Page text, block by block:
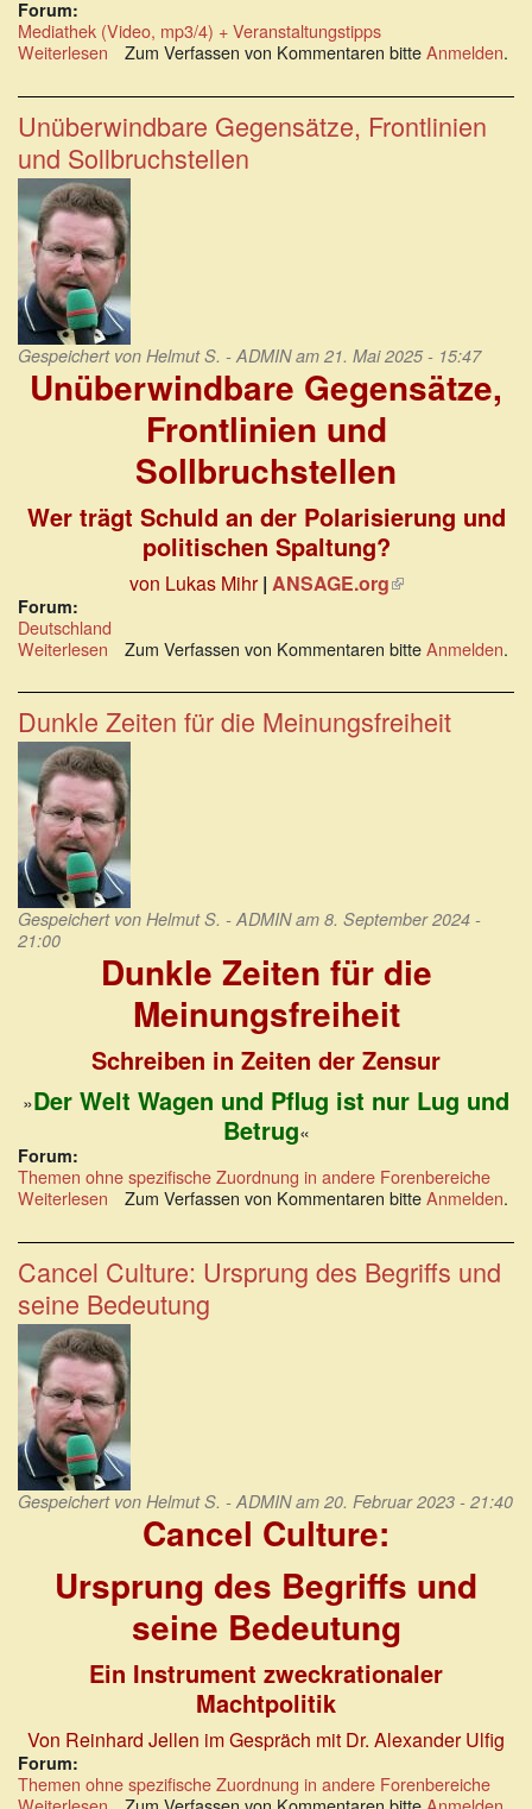
Forum:
Mediathek (Video, mp3/4) + Veranstaltungstipps
Weiterlesen über
Berndt:
Meine
Abrechnung
mit
dem
ZDF
Zum Verfassen von Kommentaren bitteAnmelden.
Unüberwindbare Gegensätze, Frontlinien
und Sollbruchstellen
Gespeichert von Helmut S. - ADMINam 21. Mai 2025 - 15:47
Unüberwindbare Gegensätze,
Frontlinien und
Sollbruchstellen
Wer trägt Schuld an der Polarisierung und
politischen Spaltung?
von Lukas Mihr| ANSAGE.org(Link
Forum:
Deutschland
Weiterlesen über
Gegensätze,
Frontlinien
und
Sollbruchstellen
Zum Verfassen von Kommentaren bitteAnmelden.
Dunkle Zeiten für die Meinungsfreiheit
Gespeichert von Helmut S. - ADMINam 8. September 2024 -
21:00
Dunkle Zeiten für die
Meinungsfreiheit
Schreiben in Zeiten der Zensur
»Der Welt Wagen und Pflug ist nur Lug und
Betrug«
Forum:
Themen ohne spezifische Zuordnung in andere Forenbereiche
Weiterlesen über
Zeiten
für
die
Meinungsfreiheit
Zum Verfassen von Kommentaren bitteAnmelden.
Cancel Culture: Ursprung des Begriffs und
seine Bedeutung
Gespeichert von Helmut S. - ADMINam 20. Februar 2023 - 21:40
Cancel Culture:
Ursprung des Begriffs und
seine Bedeutung
Ein Instrument zweckrationaler
Machtpolitik
Von Reinhard Jellen im Gespräch mit Dr. Alexander Ulfig
Forum:
Themen ohne spezifische Zuordnung in andere Forenbereiche